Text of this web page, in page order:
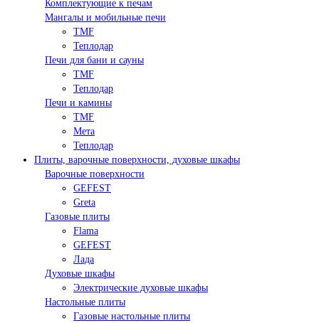
Комплектующие к печам
Мангалы и мобильные печи
TMF
Теплодар
Печи для бани и сауны
TMF
Теплодар
Печи и камины
TMF
Мета
Теплодар
Плиты, варочные поверхности, духовые шкафы
Варочные поверхности
GEFEST
Greta
Газовые плиты
Flama
GEFEST
Лада
Духовые шкафы
Электрические духовые шкафы
Настольные плиты
Газовые настольные плиты